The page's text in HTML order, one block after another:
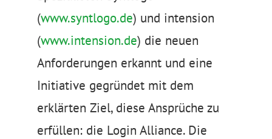
(www.syntlogo.de) und intension
(www.intension.de) die neuen
Anforderungen erkannt und eine
Initiative gegründet mit dem
erklärten Ziel, diese Ansprüche zu
erfüllen: die Login Alliance. Die